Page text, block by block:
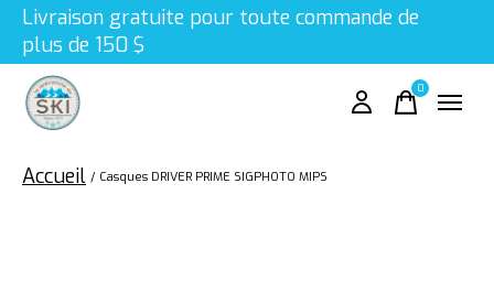
Livraison gratuite pour toute commande de
plus de 150 $
0items
Accueil / Casques DRIVER PRIME SIGPHOTO MIPS